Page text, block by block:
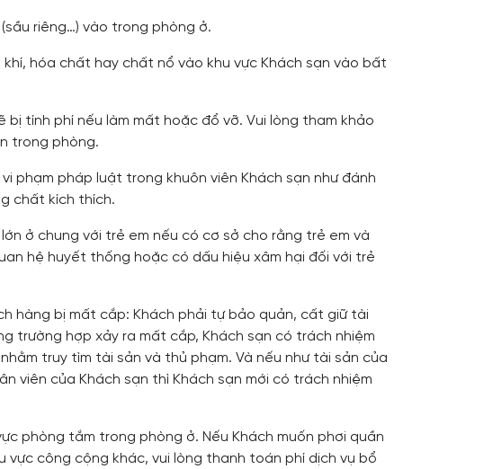
riêng…) vào trong phòng ở.
hóa chất hay chất nổ vào khu vực Khách sạn vào bất
bị tính phí nếu làm mất hoặc đổ vỡ. Vui lòng tham khảo
trong phòng.
phạm pháp luật trong khuôn viên Khách sạn như đánh
chất kích thích.
ở chung với trẻ em nếu có cơ sở cho rằng trẻ em và
hệ huyết thống hoặc có dấu hiệu xâm hại đối với trẻ
hàng bị mất cắp: Khách phải tự bảo quản, cất giữ tài
trường hợp xảy ra mất cắp, Khách sạn có trách nhiệm
truy tìm tài sản và thủ phạm. Và nếu như tài sản của
viên của Khách sạn thì Khách sạn mới có trách nhiệm
phòng tắm trong phòng ở. Nếu Khách muốn phơi quần
công cộng khác, vui lòng thanh toán phí dịch vụ bổ